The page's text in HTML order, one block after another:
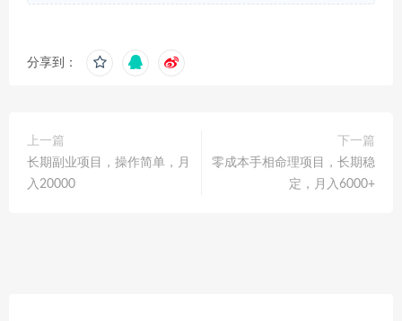
分享到：
上一篇
长期副业项目，操作简单，月
入20000
下一篇
零成本手相命理项目，长期稳
定，月入6000+